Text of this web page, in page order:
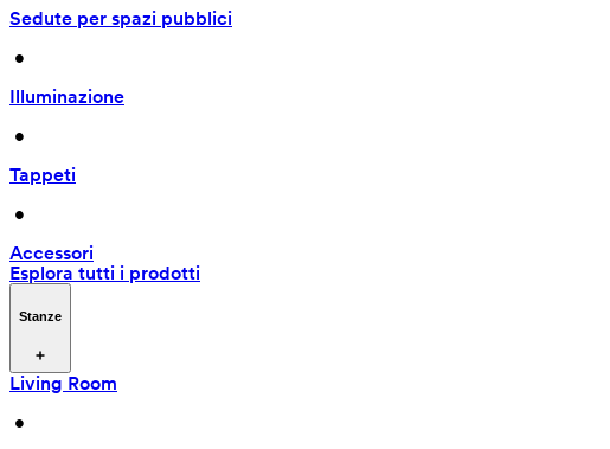
Sedute per spazi pubblici
•
Illuminazione
•
Tappeti
•
Accessori
Esplora tutti i prodotti
Stanze
Living Room
•